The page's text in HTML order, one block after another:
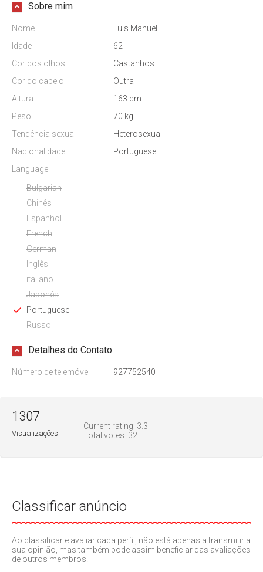
Sobre mim
Nome
Luis Manuel
Idade
62
Cor dos olhos
Castanhos
Cor do cabelo
Outra
Altura
163 cm
Peso
70 kg
Tendência sexual
Heterosexual
Nacionalidade
Portuguese
Language
Bulgarian
Chinês
Espanhol
French
German
Inglês
italiano
Japonês
Portuguese
Russo
Detalhes do Contato
Número de telemóvel 927752540
Current rating: 3.3
Total votes: 32
1307
Visualizações
Classificar anúncio
Ao classificar e avaliar cada perfil, não está apenas a transmitir a
sua opinião, mas também pode assim beneficiar das avaliações
de outros membros.